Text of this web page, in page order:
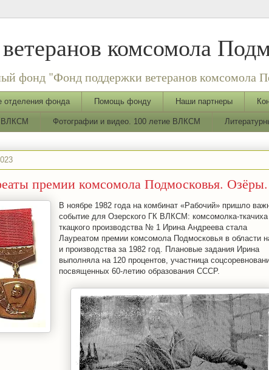
комсомола
фонд "Фонд поддержки ветеранов комсомола
отделения фонда Помощь фонду Наши партнеры
ВЛКСМ Фотографии и видео. 100 летие ВЛКСМ
премии комсомола Подмосковья. Озёры.
В ноябре 1982 года на комбинат «Рабочий» пришло
событие для Озерского ГК ВЛКСМ: комсомолка-ткачиха
ткацкого производства № 1 Ирина Андреева стала
Лауреатом премии комсомола Подмосковья в области
и производства за 1982 год. Плановые задания Ирина
выполняла на 120 процентов, участница
посвященных 60-летию образования СССР.